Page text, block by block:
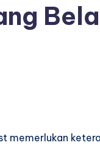
memerlukan